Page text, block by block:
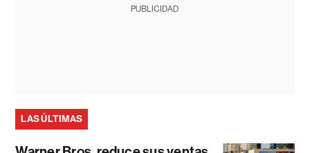
PUBLICIDAD
LAS ÚLTIMAS